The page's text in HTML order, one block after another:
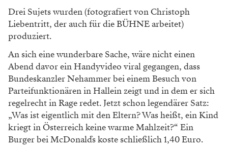
Drei Sujets wurden (fotografiert von Christoph
Liebentritt, der auch für die BÜHNE arbeitet)
produziert.
An sich eine wunderbare Sache, wäre nicht einen
Abend davor ein Handyvideo viral gegangen, dass
Bundeskanzler Nehammer bei einem Besuch von
Parteifunktionären in Hallein zeigt und in dem er sich
regelrecht in Rage redet. Jetzt schon legendärer Satz:
„Was ist eigentlich mit den Eltern? Was heißt, ein Kind
kriegt in Österreich keine warme Mahlzeit?“ Ein
Burger bei McDonald`s koste schließlich 1,40 Euro.